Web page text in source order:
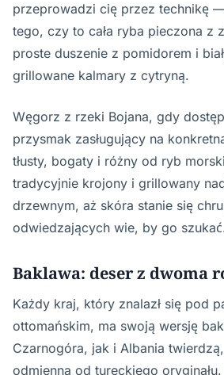
przeprowadzi cię przez technikę
tego, czy to cała ryba pieczona z
proste duszenie z pomidorem i
grillowane kalmary z cytryną.
Węgorz z rzeki Bojana, gdy
przysmak zasługujący na
tłusty, bogaty i różny od ryb
tradycyjnie krojony i grillowany
drzewnym, aż skóra stanie się
odwiedzających wie, by go
Baklawa: deser z dwoma
Każdy kraj, który znalazł się pod
ottomańskim, ma swoją wersję
Czarnogóra, jak i Albania
odmienna od tureckiego